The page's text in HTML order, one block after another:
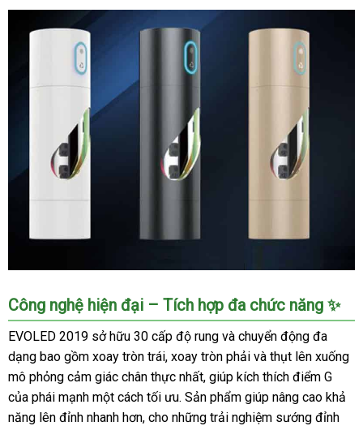
Công nghệ hiện đại – Tích hợp đa chức năng ✨
EVOLED 2019 sở hữu 30 cấp độ rung và chuyển động đa
dạng bao gồm xoay tròn trái, xoay tròn phải và thụt lên xuống
mô phỏng cảm giác chân thực nhất, giúp kích thích điểm G
của phái mạnh một cách tối ưu. Sản phẩm giúp nâng cao khả
năng lên đỉnh nhanh hơn, cho những trải nghiệm sướng đỉnh